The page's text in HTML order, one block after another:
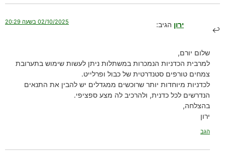
ירון הגיב: 02/10/2025 בשעה 20:29
שלום יורם,
למרבית הכדניות הנמכרות במשתלות ניתן לעשות שימוש בתערובת
צמחים טורפים סטנדרטית של כבול ופרלייט.
לכדניות מיוחדות יותר שרוכשים ממגדלים יש להבין את התנאים
הנדרשים לכל כדנית, ולהרכיב לה מצע ספציפי.
בהצלחה,
ירון
הגב